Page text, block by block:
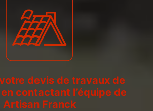
devis de travaux de
contactant l’équipe de
Artisan Franck